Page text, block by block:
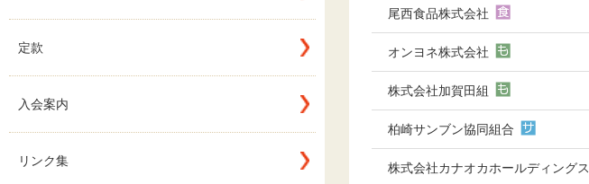
尾西食品株式会社
オンヨネ株式会社
株式会社加賀田組
柏崎サンブン協同組合
株式会社カナオカホールディングス
定款
入会案内
リンク集